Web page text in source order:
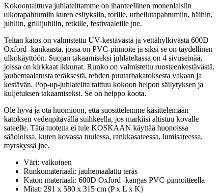
Kokoontaittuva juhlatelttamme on ihanteellinen monenlaisiin
ulkotapahtumiin kuten esityksiin, torille, urheilutapahtumiin, häihin,
juhliin, grillijuhliin, retkille, festivaaleille jne.
Teltan katos on valmistettu UV-kestävästä ja vettähylkivästä 600D
Oxford -kankaasta, jossa on PVC-pinnoite ja siksi se on täydellinen
ulkokäyttöön. Suojan takaamiseksi juhlateltassa on 4 sivuseinää,
joissa on kirkkaat ikkunat. Runko on valmistettu ruosteenkestävästä,
jauhemaalatusta teräksestä, tehden puutarhakatoksesta vakaan ja
kestävän. Pop-up-juhlateltta taittuu kokoon helpon säilytyksen ja
kuljetuksen takaamiseksi. Se on helppo koota.
Ole hyvä ja ota huomioon, että suosittelemme käsittelemään
katoksen vedenpitävällä suihkeella, jos markiisi altistuu kovalle
sateelle. Tätä tuotetta ei tule KOSKAAN käyttää huonoissa
sääoloissa, kuten kovassa tuulessa, rankkasateessa, lumisateessa,
myrskyssä jne.
Väri: valkoinen
Runkomateriaali: jauhemaalattu teräs
Katon materiaali: 600D Oxford -kangas PVC-pinnoitteella
Mitat: 291 x 580 x 315 cm (P x L x K)